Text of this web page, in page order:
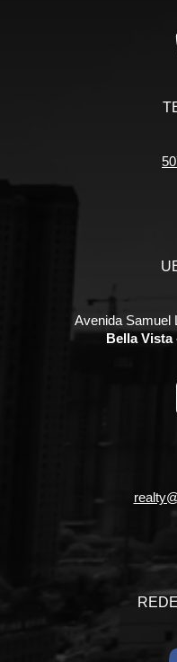
Avenida Samuel
Bella Vista